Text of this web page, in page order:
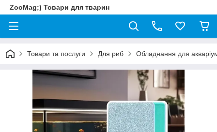
ZooMag;) Товари для тварин
Товари та послуги Для риб Обладнання для